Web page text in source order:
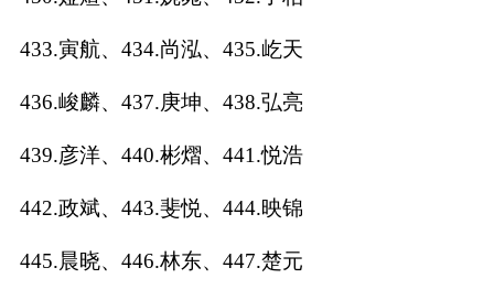
433.寅航、434.尚泓、435.屹天
436.峻麟、437.庚坤、438.弘亮
439.彦洋、440.彬熠、441.悦浩
442.政斌、443.斐悦、444.映锦
445.晨晓、446.林东、447.楚元